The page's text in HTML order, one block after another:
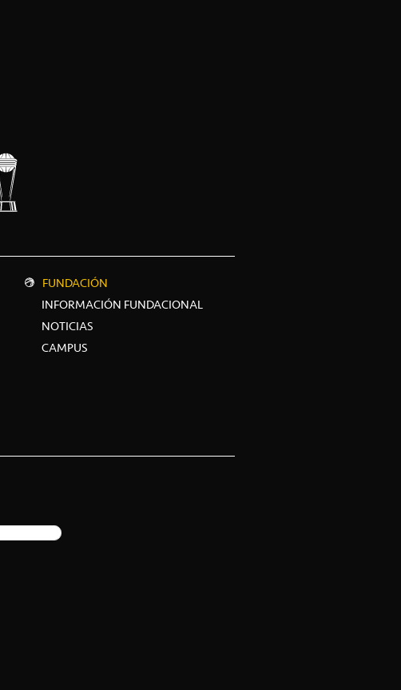
FUNDACIÓN
INFORMACIÓN FUNDACIONAL
NOTICIAS
CAMPUS